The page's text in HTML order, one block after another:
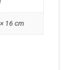
16 cm